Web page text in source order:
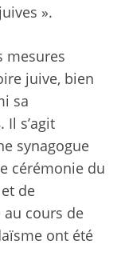
».
mesures
juive, bien
sa
Il s’agit
synagogue
cérémonie du
de
au cours de
ont été